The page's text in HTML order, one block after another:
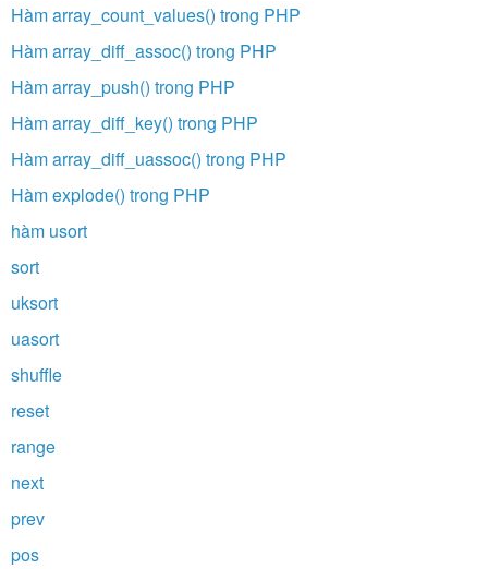
Hàm array_count_values() trong PHP
Hàm array_diff_assoc() trong PHP
Hàm array_push() trong PHP
Hàm array_diff_key() trong PHP
Hàm array_diff_uassoc() trong PHP
Hàm explode() trong PHP
hàm usort
sort
uksort
uasort
shuffle
reset
range
next
prev
pos